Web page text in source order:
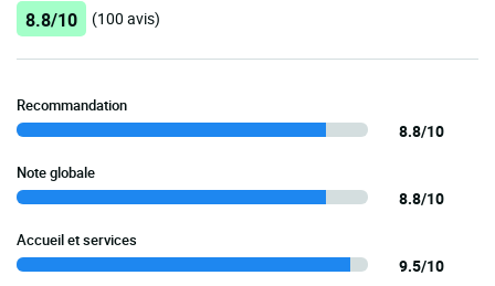
8.8/10 (100 avis)
Recommandation
8.8/10
Note globale
8.8/10
Accueil et services
9.5/10